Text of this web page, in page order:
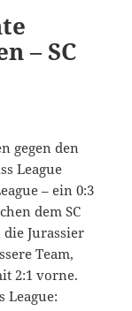
– SC
gegen den
League
– ein 0:3
dem SC
Jurassier
Team,
2:1 vorne.
League: